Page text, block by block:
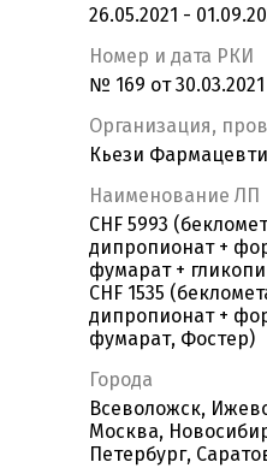
26.05.2021 -
Номер и дата РКИ
№ 169 от 30.03.2021
Организация,
Кьези
Наименование ЛП
CHF 5993
дипропионат +
фумарат +
CHF 1535
дипропионат +
фумарат, Фостер)
Города
Всеволожск,
Москва,
Петербург,